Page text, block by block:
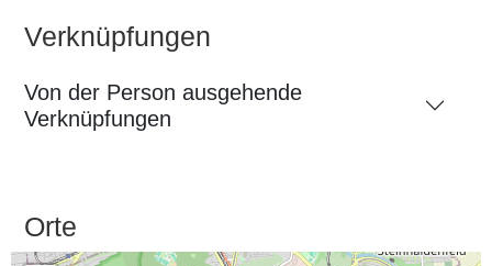
Verknüpfungen
Von der Person ausgehende
Verknüpfungen
Orte